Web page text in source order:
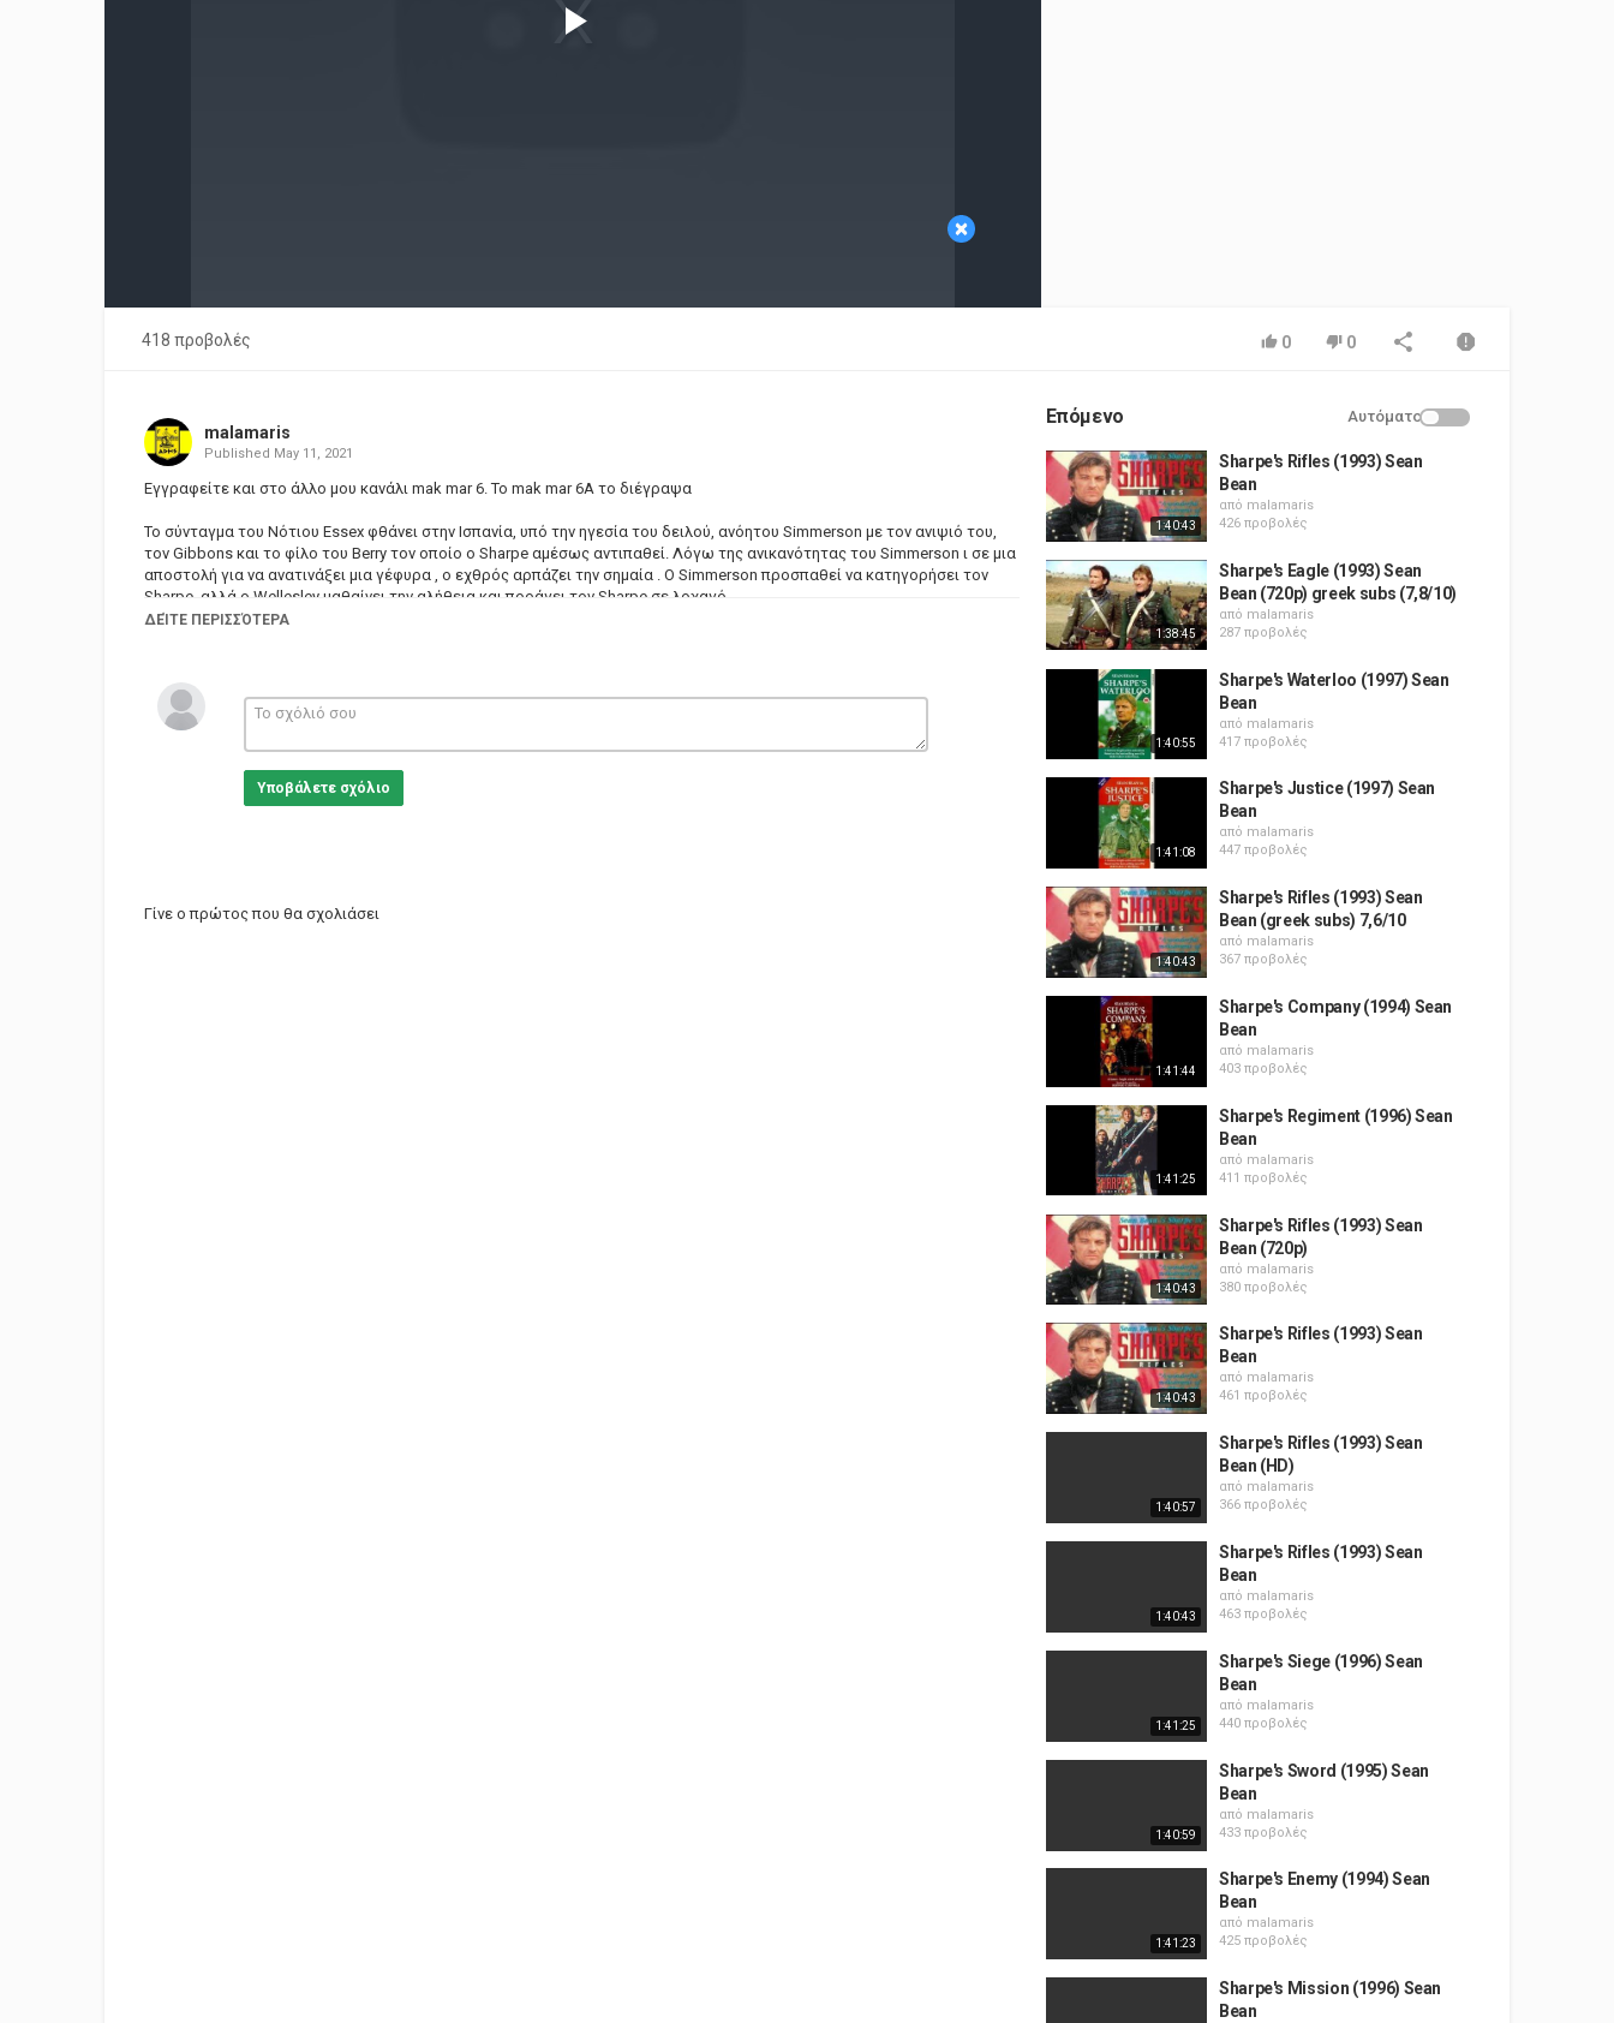
×
418 προβολές 0 0
malamaris
Published May 11, 2021
Εγγραφείτε και στο άλλο μου κανάλι mak mar 6. Το mak mar 6A το διέγραψα
Το σύνταγμα του Νότιου Essex φθάνει στην Ισπανία, υπό την ηγεσία του δειλού, ανόητου Simmerson με τον ανιψιό του,
τον Gibbons και το φίλο του Berry τον οποίο ο Sharpe αμέσως αντιπαθεί. Λόγω της ανικανότητας του Simmerson ι σε μια
αποστολή για να ανατινάξει μια γέφυρα , ο εχθρός αρπάζει την σημαία . Ο Simmerson προσπαθεί να κατηγορήσει τον
Sharpe, αλλά ο Wellesley μαθαίνει την αλήθεια και προάγει τον Sharpe σε λοχαγό.
Director: Tom Clegg
Κατηγορίες Eng Films
ΔΕΊΤΕ ΠΕΡΙΣΣΌΤΕΡΑ
Υποβάλετε σχόλιο
Γίνε ο πρώτος που θα σχολιάσει
Επόμενο Αυτόματο
1:40:43
Sharpe's Rifles (1993) Sean
Bean
από malamaris
426 προβολές
1:38:45
Sharpe's Eagle (1993) Sean
Bean (720p) greek subs (7,8/10)
από malamaris
287 προβολές
1:40:55
Sharpe's Waterloo (1997) Sean
Bean
από malamaris
417 προβολές
1:41:08
Sharpe's Justice (1997) Sean
Bean
από malamaris
447 προβολές
1:40:43
Sharpe's Rifles (1993) Sean
Bean (greek subs) 7,6/10
από malamaris
367 προβολές
1:41:44
Sharpe's Company (1994) Sean
Bean
από malamaris
403 προβολές
1:41:25
Sharpe's Regiment (1996) Sean
Bean
από malamaris
411 προβολές
1:40:43
Sharpe's Rifles (1993) Sean
Bean (720p)
από malamaris
380 προβολές
1:40:43
Sharpe's Rifles (1993) Sean
Bean
από malamaris
461 προβολές
1:40:57
Sharpe's Rifles (1993) Sean
Bean (HD)
από malamaris
366 προβολές
1:40:43
Sharpe's Rifles (1993) Sean
Bean
από malamaris
463 προβολές
1:41:25
Sharpe's Siege (1996) Sean
Bean
από malamaris
440 προβολές
1:40:59
Sharpe's Sword (1995) Sean
Bean
από malamaris
433 προβολές
1:41:23
Sharpe's Enemy (1994) Sean
Bean
από malamaris
425 προβολές
Sharpe's Mission (1996) Sean
Bean